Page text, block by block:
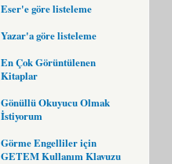
Eser'e göre listeleme
Yazar'a göre listeleme
En Çok Görüntülenen
Kitaplar
Gönüllü Okuyucu Olmak
İstiyorum
Görme Engelliler için
GETEM Kullanım Klavuzu